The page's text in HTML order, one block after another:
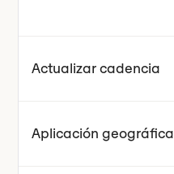
Actualizar cadencia
Aplicación geográfica